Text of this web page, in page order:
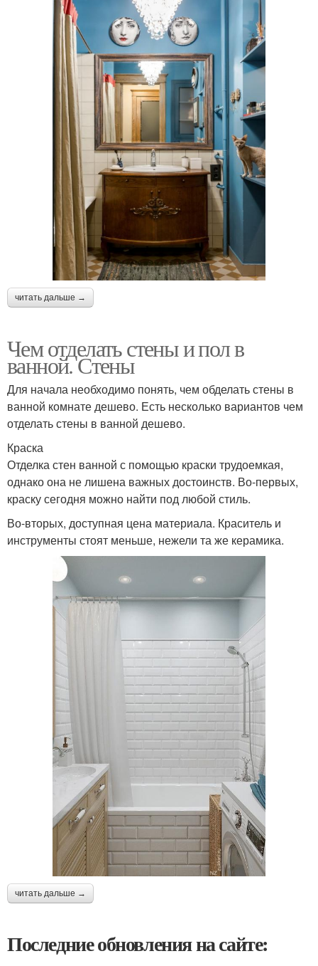
читать дальше →
Чем отделать стены и пол в
ванной. Стены
Для начала необходимо понять, чем обделать стены в
ванной комнате дешево. Есть несколько вариантов чем
отделать стены в ванной дешево.
Краска
Отделка стен ванной с помощью краски трудоемкая,
однако она не лишена важных достоинств. Во-первых,
краску сегодня можно найти под любой стиль.
Во-вторых, доступная цена материала. Краситель и
инструменты стоят меньше, нежели та же керамика.
читать дальше →
Последние обновления на сайте: